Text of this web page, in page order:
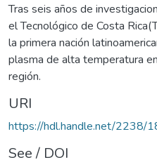
Tras seis años de
el Tecnológico de Costa
la primera nación
plasma de alta temperatura
región.
URI
https://hdl.handle.net/2238/
See / DOI